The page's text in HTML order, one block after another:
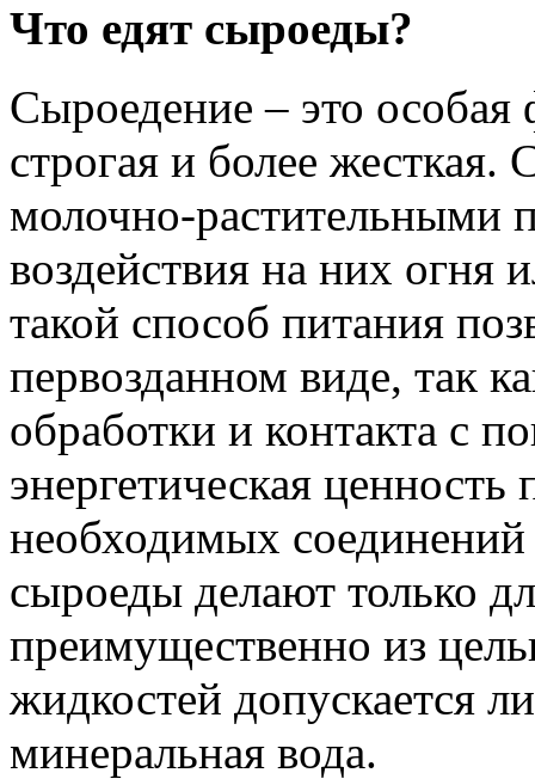
Что едят сыроеды?
Сыроедение – это особая
строгая и более
молочно-растительными
воздействия на них огня
такой способ питания
первозданном виде, так
обработки и контакта с
энергетическая
необходимых
сыроеды делают только
преимущественно из
жидкостей допускается
минеральная вода.